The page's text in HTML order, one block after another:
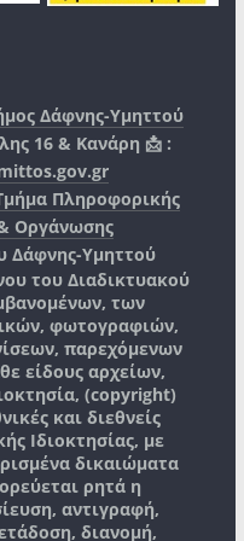
Δάφνης-Υμηττού
16 & Κανάρη 📩 :
Πληροφορικής
Οργάνωσης
Δάφνης-Υμηττού
του Διαδικτυακού
των
φωτογραφιών,
παρεχόμενων
είδους αρχείων,
(copyright)
και διεθνείς
Ιδιοκτησίας, με
δικαιώματα
ρητά η
αντιγραφή,
διανομή,